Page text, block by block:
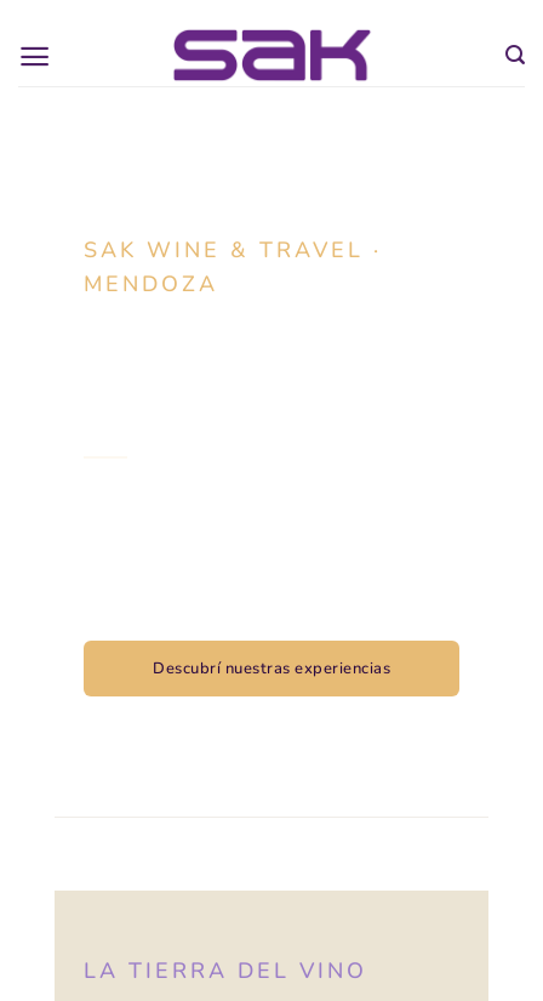
SAK WINE & TRAVEL ·
MENDOZA
Descubrí nuestras experiencias
LA TIERRA DEL VINO